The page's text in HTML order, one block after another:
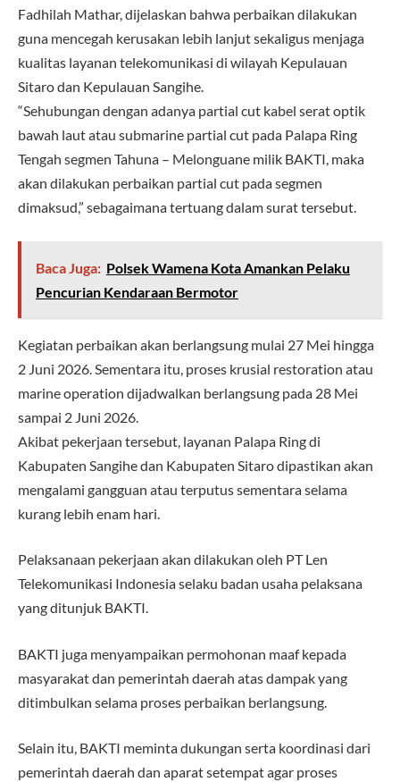
Fadhilah Mathar, dijelaskan bahwa perbaikan dilakukan
guna mencegah kerusakan lebih lanjut sekaligus menjaga
kualitas layanan telekomunikasi di wilayah Kepulauan
Sitaro dan Kepulauan Sangihe.
“Sehubungan dengan adanya partial cut kabel serat optik
bawah laut atau submarine partial cut pada Palapa Ring
Tengah segmen Tahuna – Melonguane milik BAKTI, maka
akan dilakukan perbaikan partial cut pada segmen
dimaksud,” sebagaimana tertuang dalam surat tersebut.
Baca Juga: Polsek Wamena Kota Amankan Pelaku
Pencurian Kendaraan Bermotor
Kegiatan perbaikan akan berlangsung mulai 27 Mei hingga
2 Juni 2026. Sementara itu, proses krusial restoration atau
marine operation dijadwalkan berlangsung pada 28 Mei
sampai 2 Juni 2026.
Akibat pekerjaan tersebut, layanan Palapa Ring di
Kabupaten Sangihe dan Kabupaten Sitaro dipastikan akan
mengalami gangguan atau terputus sementara selama
kurang lebih enam hari.
Pelaksanaan pekerjaan akan dilakukan oleh PT Len
Telekomunikasi Indonesia selaku badan usaha pelaksana
yang ditunjuk BAKTI.
BAKTI juga menyampaikan permohonan maaf kepada
masyarakat dan pemerintah daerah atas dampak yang
ditimbulkan selama proses perbaikan berlangsung.
Selain itu, BAKTI meminta dukungan serta koordinasi dari
pemerintah daerah dan aparat setempat agar proses